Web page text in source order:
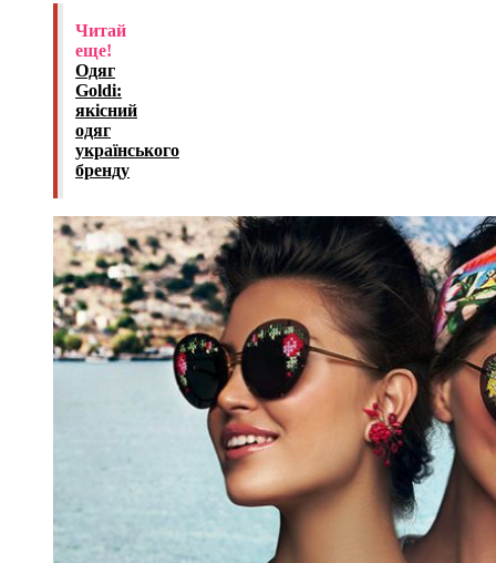
Читай
еще!
Одяг
Goldi:
якісний
одяг
українського
бренду